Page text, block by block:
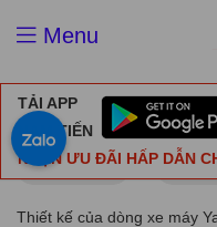
Menu
TẢI APP
NAM TIẾN
NHẬN ƯU ĐÃI HẤP DẪN
Mua xe máy yamaha giá
Mua xe máy
21/01/2022 Tin
Thiết kế của dòng xe máy